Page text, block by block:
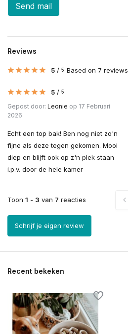
Send mail
Reviews
5 / 5 Based on 7 reviews
5 / 5
Gepost door: Leonie op 17 Februari
2026
Echt een top bak! Ben nog niet zo'n
fijne als deze tegen gekomen. Mooi
diep en blijft ook op z'n plek staan
i.p.v. door de hele kamer
Toon 1 - 3 van 7 reacties
Schrijf je eigen review
Recent bekeken